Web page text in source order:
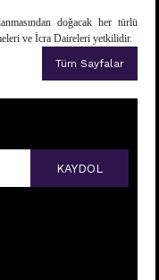
doğacak her türlü
ve İcra Daireleri yetkilidir.
Tüm Sayfalar
KAYDOL